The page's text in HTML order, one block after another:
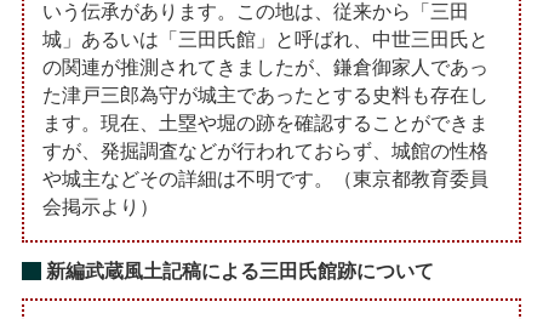
いう伝承があります。この地は、従来から「三田
城」あるいは「三田氏館」と呼ばれ、中世三田氏と
の関連が推測されてきましたが、鎌倉御家人であっ
た津戸三郎為守が城主であったとする史料も存在し
ます。現在、土塁や堀の跡を確認することができま
すが、発掘調査などが行われておらず、城館の性格
や城主などその詳細は不明です。（東京都教育委員
会掲示より）
新編武蔵風土記稿による三田氏館跡について